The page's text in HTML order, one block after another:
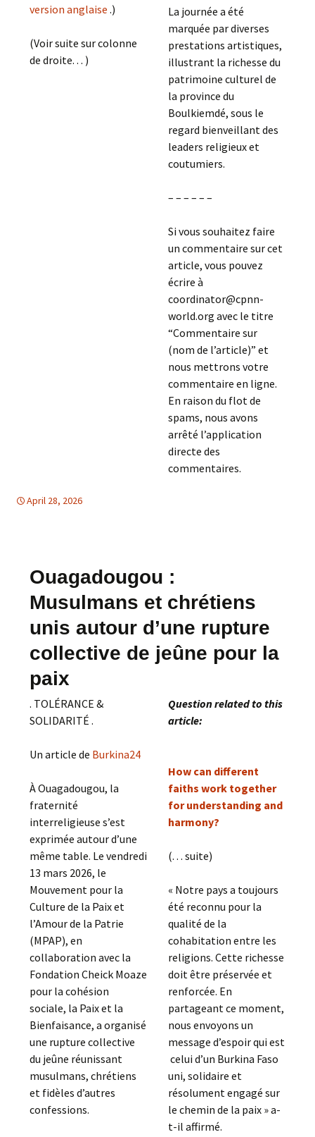
version anglaise.)
(Voir suite sur colonne
de droite. . . )
La journée a été
marquée par diverses
prestations artistiques,
illustrant la richesse du
patrimoine culturel de
la province du
Boulkiemdé, sous le
regard bienveillant des
leaders religieux et
coutumiers.
– – – – – –
Si vous souhaitez faire
un commentaire sur cet
article, vous pouvez
écrire à
coordinator@cpnn-
world.org avec le titre
“Commentaire sur
(nom de l’article)” et
nous mettrons votre
commentaire en ligne.
En raison du flot de
spams, nous avons
arrêté l’application
directe des
commentaires.
April 28, 2026
Ouagadougou :
Musulmans et chrétiens
unis autour d’une rupture
collective de jeûne pour la
paix
. TOLÉRANCE &
SOLIDARITÉ .
Un article de Burkina24
À Ouagadougou, la
fraternité
interreligieuse s’est
exprimée autour d’une
même table. Le vendredi
13 mars 2026, le
Mouvement pour la
Culture de la Paix et
l’Amour de la Patrie
(MPAP), en
collaboration avec la
Fondation Cheick Moaze
pour la cohésion
sociale, la Paix et la
Bienfaisance, a organisé
une rupture collective
du jeûne réunissant
musulmans, chrétiens
et fidèles d’autres
confessions.
Question related to this
article:
How can different
faiths work together
for understanding and
harmony?
(. . . suite)
« Notre pays a toujours
été reconnu pour la
qualité de la
cohabitation entre les
religions. Cette richesse
doit être préservée et
renforcée. En
partageant ce moment,
nous envoyons un
message d’espoir qui est
celui d’un Burkina Faso
uni, solidaire et
résolument engagé sur
le chemin de la paix » a-
t-il affirmé.